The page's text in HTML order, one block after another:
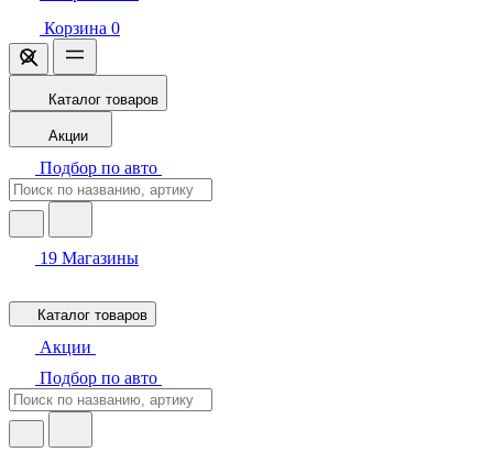
Корзина 0
Каталог товаров
Акции
Подбор по авто
19 Магазины
Каталог товаров
Акции
Подбор по авто